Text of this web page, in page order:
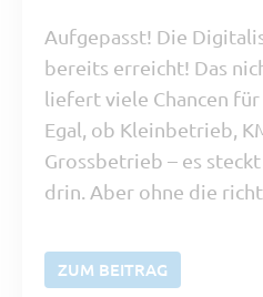
Aufgepasst! Die
bereits erreicht! Das
liefert viele Chancen für
Egal, ob Kleinbetrieb,
Grossbetrieb – es
drin. Aber ohne die
ZUM BEITRAG